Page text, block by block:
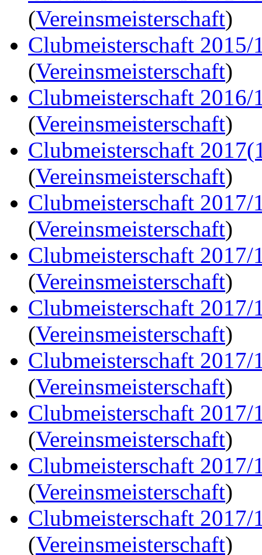
(Vereinsmeisterschaft)
Clubmeisterschaft 2015/
(Vereinsmeisterschaft)
Clubmeisterschaft 2016/
(Vereinsmeisterschaft)
Clubmeisterschaft
(Vereinsmeisterschaft)
Clubmeisterschaft 2017/
(Vereinsmeisterschaft)
Clubmeisterschaft 2017/
(Vereinsmeisterschaft)
Clubmeisterschaft 2017/
(Vereinsmeisterschaft)
Clubmeisterschaft 2017/
(Vereinsmeisterschaft)
Clubmeisterschaft 2017/
(Vereinsmeisterschaft)
Clubmeisterschaft 2017/
(Vereinsmeisterschaft)
Clubmeisterschaft 2017/
(Vereinsmeisterschaft)